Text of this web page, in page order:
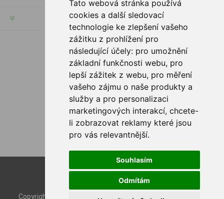
Tato webová stránka používá
cookies a další sledovací
technologie ke zlepšení vašeho
zážitku z prohlížení pro
následující účely: pro umožnění
základní funkčnosti webu, pro
lepší zážitek z webu, pro měření
vašeho zájmu o naše produkty a
služby a pro personalizaci
marketingových interakcí, chcete-
li zobrazovat reklamy které jsou
pro vás relevantnější.
Souhlasím
Odmítám
INFORMACE
SLEDUJTE NÁS
MOŽNOSTI PLATBY
nopCommerce
Nop-Templates.com
Copyright © 2026 Rybashop CZ. Všechna práva vyhrazena.